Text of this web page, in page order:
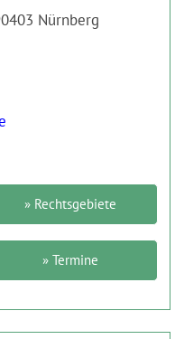
Nürnberg
» Rechtsgebiete
» Termine